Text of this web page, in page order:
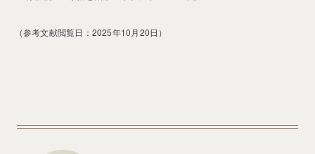
（参考文献閲覧日：2025年10月20日）